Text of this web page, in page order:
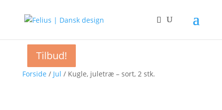
Forside / Jul / Kugle, juletræ – sort, 2 stk.
Tilbud!
Tilbud!
Tilbud!
Tilbud!
Tilbud!
Tilbud!
Tilbud!